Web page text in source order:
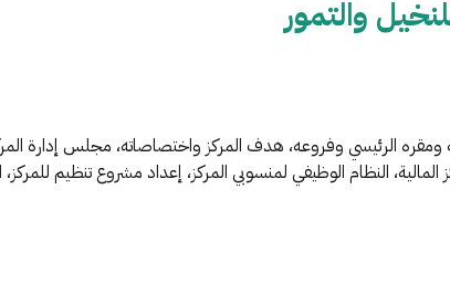
والتمور
ومقره الرئيسي وفروعه، هدف المركز واختصاصاته، مجلس إدارة
المالية، النظام الوظيفي لمنسوبي المركز، إعداد مشروع تنظيم للمركز،